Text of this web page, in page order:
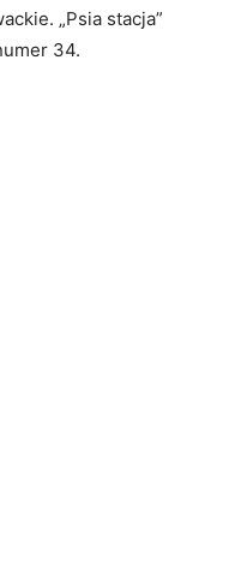
„Psia stacja”
34.